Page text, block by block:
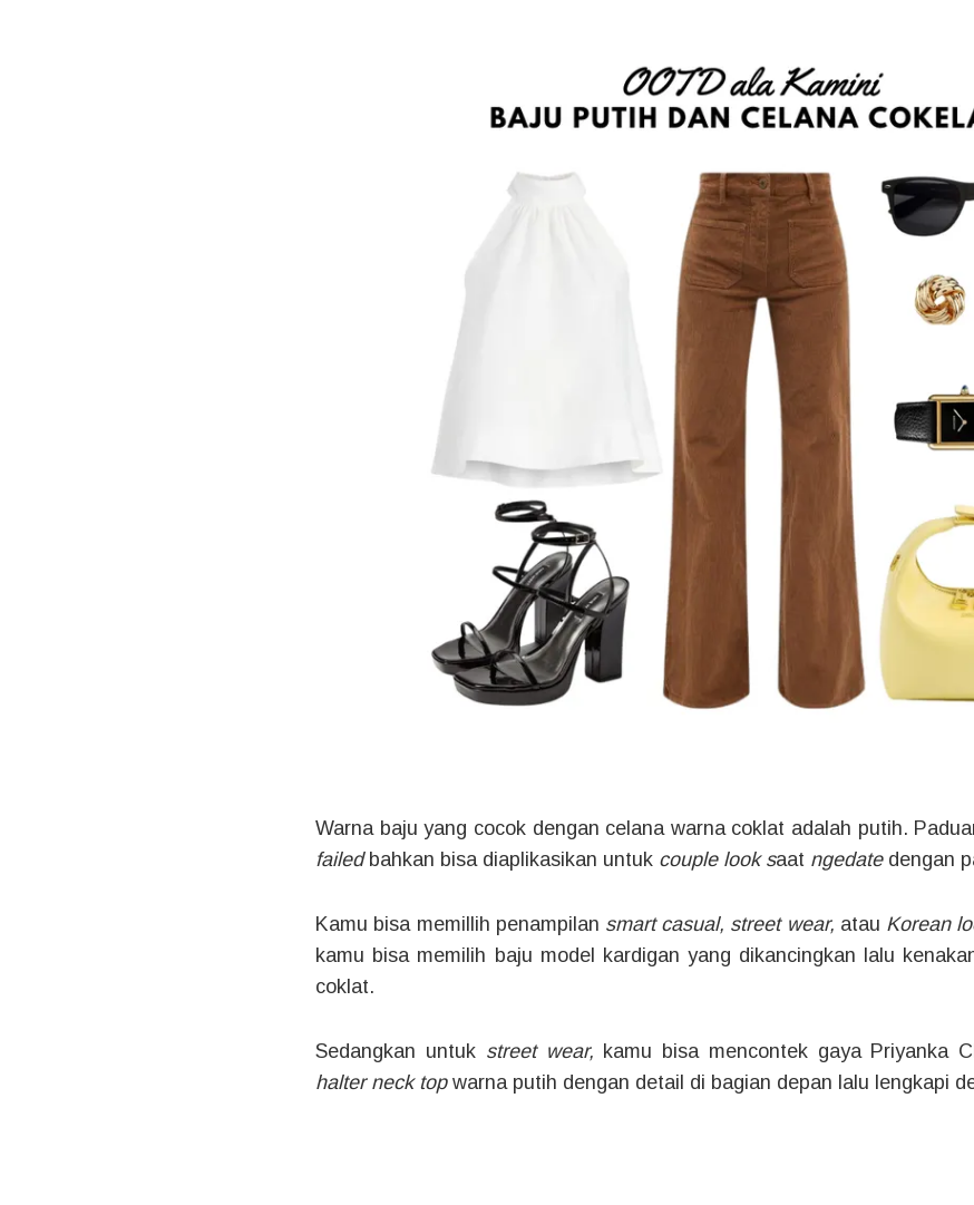
Warna baju yang cocok dengan celana warna coklat adalah putih.
failedbahkan bisa diaplikasikan untuk couple look saat ngedatedengan
Kamu bisa memillih penampilan smart casual, street wear, atau Korean
kamu bisa memilih baju model kardigan yang dikancingkan lalu
coklat.
Sedangkan untuk street wear, kamu bisa mencontek gaya Priyanka
halter neck topwarna putih dengan detail di bagian depan lalu lengkapi